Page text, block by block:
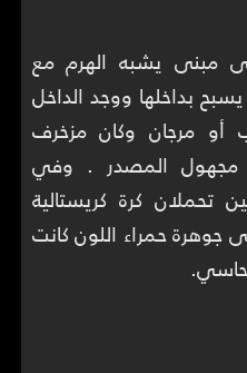
مبنى يشبه الهرم مع
بداخلها ووجد الداخل
أو مرجان وكان مزخرف
المصدر . وفي
تحملان كرة كريستالية
جوهرة حمراء اللون كانت